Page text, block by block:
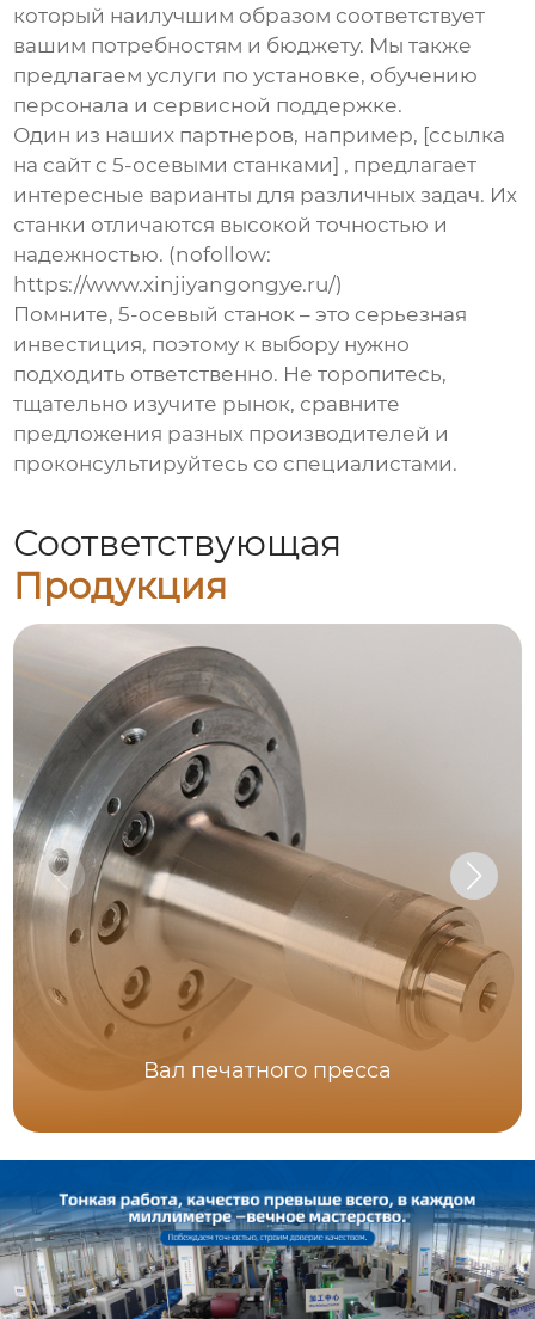
который наилучшим образом соответствует
вашим потребностям и бюджету. Мы также
предлагаем услуги по установке, обучению
персонала и сервисной поддержке.
Один из наших партнеров, например, [ссылка
на сайт с 5-осевыми станками] , предлагает
интересные варианты для различных задач. Их
станки отличаются высокой точностью и
надежностью. (nofollow:
https://www.xinjiyangongye.ru/)
Помните,5-осевый станок – это серьезная
инвестиция, поэтому к выбору нужно
подходить ответственно. Не торопитесь,
тщательно изучите рынок, сравните
предложения разных производителей и
проконсультируйтесь со специалистами.
Соответствующая
Продукция
Вал печатного пресса